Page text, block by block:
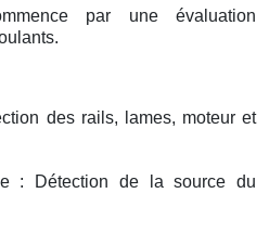
par une évaluation
des rails, lames, moteur et
: Détection de la source du